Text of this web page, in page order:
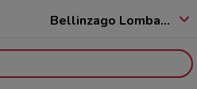
Bellinzago Lombardo - 20060